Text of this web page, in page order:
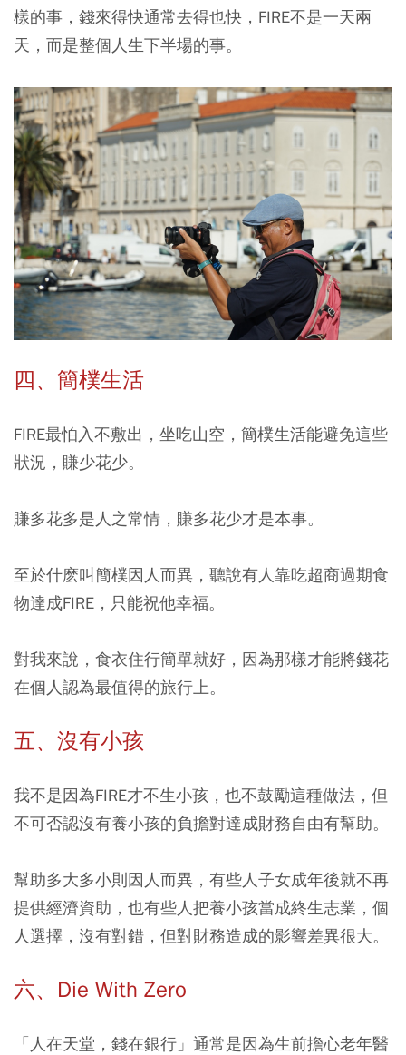
樣的事，錢來得快通常去得也快，FIRE不是一天兩
天，而是整個人生下半場的事。
四、簡樸生活
FIRE最怕入不敷出，坐吃山空，簡樸生活能避免這些
狀況，賺少花少。
賺多花多是人之常情，賺多花少才是本事。
至於什麽叫簡樸因人而異，聽說有人靠吃超商過期食
物達成FIRE，只能祝他幸福。
對我來說，食衣住行簡單就好，因為那樣才能將錢花
在個人認為最值得的旅行上。
五、沒有小孩
我不是因為FIRE才不生小孩，也不鼓勵這種做法，但
不可否認沒有養小孩的負擔對達成財務自由有幫助。
幫助多大多小則因人而異，有些人子女成年後就不再
提供經濟資助，也有些人把養小孩當成終生志業，個
人選擇，沒有對錯，但對財務造成的影響差異很大。
六、Die With Zero
「人在天堂，錢在銀行」通常是因為生前擔心老年醫